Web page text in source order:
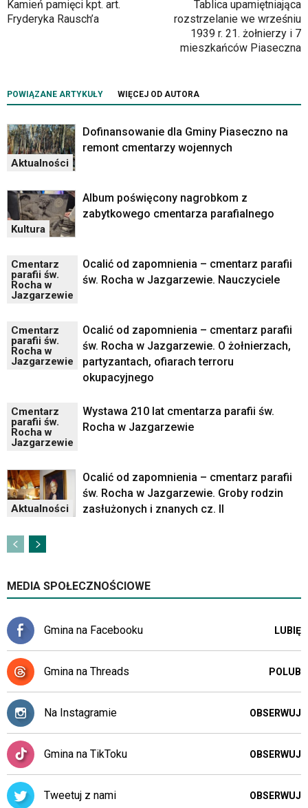
Kamień pamięci kpt. art.
Fryderyka Rausch’a
Tablica upamiętniająca
rozstrzelanie we wrześniu
1939 r. 21. żołnierzy i 7
mieszkańców Piaseczna
POWIĄZANE ARTYKUŁY WIĘCEJ OD AUTORA
Aktualności
Dofinansowanie dla Gminy Piaseczno na
remont cmentarzy wojennych
Kultura
Album poświęcony nagrobkom z
zabytkowego cmentarza parafialnego
Cmentarz
parafii św.
Rocha w
Jazgarzewie
Ocalić od zapomnienia – cmentarz parafii
św. Rocha w Jazgarzewie. Nauczyciele
Cmentarz
parafii św.
Rocha w
Jazgarzewie
Ocalić od zapomnienia – cmentarz parafii
św. Rocha w Jazgarzewie. O żołnierzach,
partyzantach, ofiarach terroru
okupacyjnego
Cmentarz
parafii św.
Rocha w
Jazgarzewie
Wystawa 210 lat cmentarza parafii św.
Rocha w Jazgarzewie
Aktualności
Ocalić od zapomnienia – cmentarz parafii
św. Rocha w Jazgarzewie. Groby rodzin
zasłużonych i znanych cz. II
MEDIA SPOŁECZNOŚCIOWE
Gmina na Facebooku LUBIĘ
Gmina na Threads POLUB
Na Instagramie OBSERWUJ
Gmina na TikToku OBSERWUJ
Tweetuj z nami OBSERWUJ